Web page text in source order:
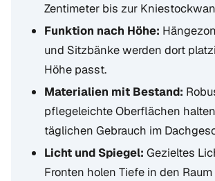
Zentimeter bis zur
Funktion nach Höhe:
und Sitzbänke werden dort
Höhe passt.
Materialien mit Bestand:
pflegeleichte Oberflächen
täglichen Gebrauch im
Licht und Spiegel: Gezieltes
Fronten holen Tiefe in den